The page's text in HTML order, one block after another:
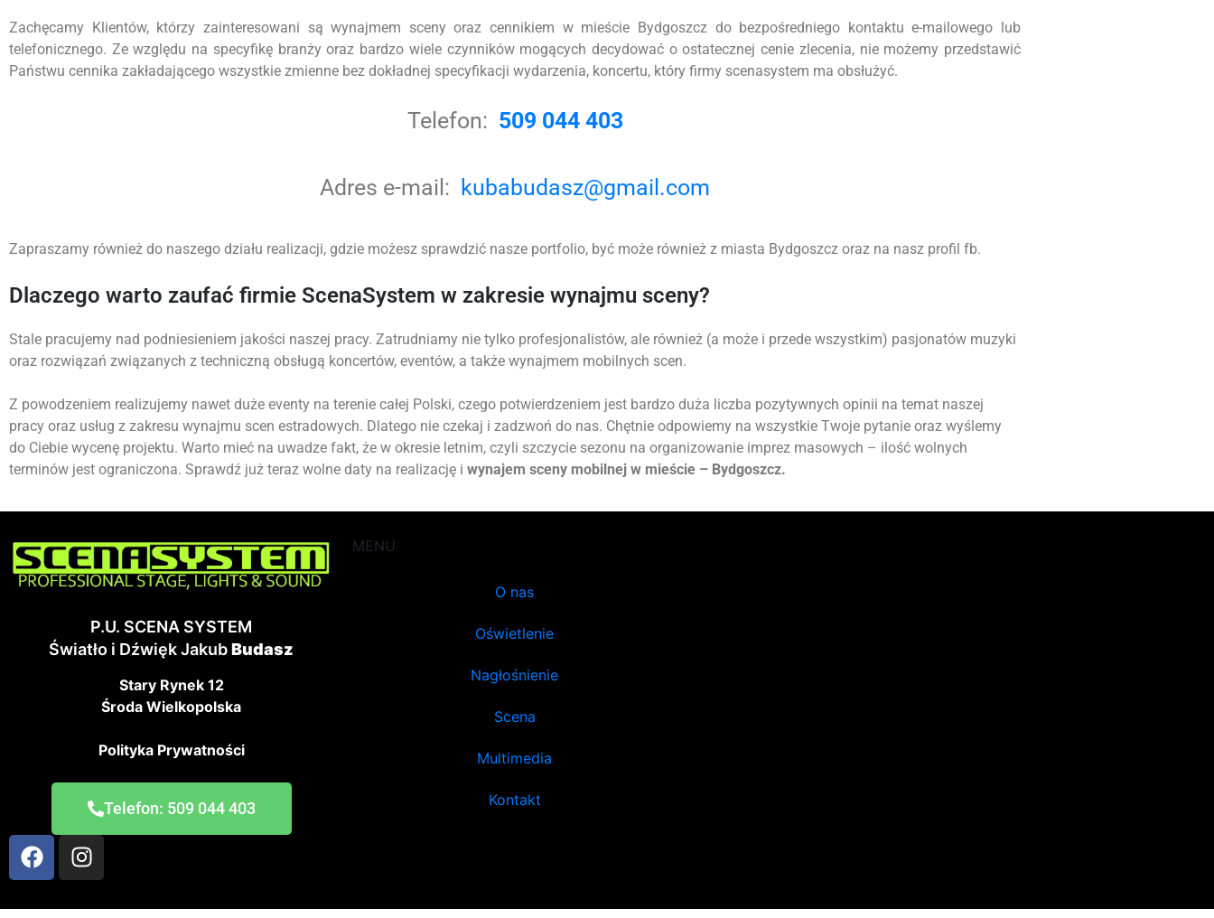
Zachęcamy Klientów, którzy zainteresowani są wynajmem sceny oraz cennikiem w mieście Bydgoszcz do bezpośredniego kontaktu e-mailowego lub
telefonicznego. Ze względu na specyfikę branży oraz bardzo wiele czynników mogących decydować o ostatecznej cenie zlecenia, nie możemy przedstawić
Państwu cennika zakładającego wszystkie zmienne bez dokładnej specyfikacji wydarzenia, koncertu, który firmy scenasystem ma obsłużyć.
Telefon: 509 044 403
Adres e-mail: kubabudasz@gmail.com
Zapraszamy również do naszego działu realizacji, gdzie możesz sprawdzić nasze portfolio, być może również z miasta Bydgoszcz oraz na nasz profil fb.
Dlaczego warto zaufać firmie ScenaSystem w zakresie wynajmu sceny?
Stale pracujemy nad podniesieniem jakości naszej pracy. Zatrudniamy nie tylko profesjonalistów, ale również (a może i przede wszystkim) pasjonatów muzyki
oraz rozwiązań związanych z techniczną obsługą koncertów, eventów, a także wynajmem mobilnych scen.
Z powodzeniem realizujemy nawet duże eventy na terenie całej Polski, czego potwierdzeniem jest bardzo duża liczba pozytywnych opinii na temat naszej
pracy oraz usług z zakresu wynajmu scen estradowych. Dlatego nie czekaj i zadzwoń do nas. Chętnie odpowiemy na wszystkie Twoje pytanie oraz wyślemy
do Ciebie wycenę projektu. Warto mieć na uwadze fakt, że w okresie letnim, czyli szczycie sezonu na organizowanie imprez masowych – ilość wolnych
terminów jest ograniczona. Sprawdź już teraz wolne daty na realizację i wynajem sceny mobilnej w mieście – Bydgoszcz.
P.U. SCENA SYSTEM
Światło i Dźwięk JakubBudasz
Stary Rynek 12
Środa Wielkopolska
Polityka Prywatności
Telefon: 509 044 403
MENU
O nas
Oświetlenie
Nagłośnienie
Scena
Multimedia
Kontakt